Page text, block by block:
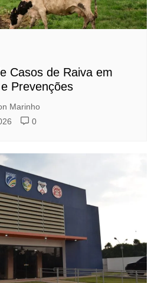
Casos de Raiva em
Prevenções
Marinho
0